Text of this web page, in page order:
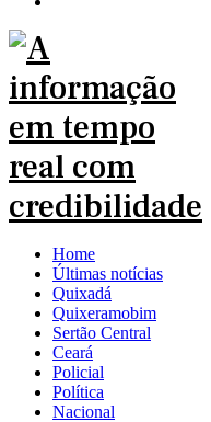
Home
Últimas notícias
Quixadá
Quixeramobim
Sertão Central
Ceará
Policial
Política
Nacional